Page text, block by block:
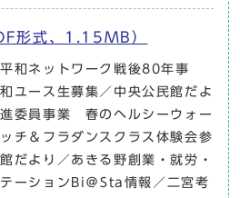
形式、1.15MB）
和ネットワーク戦後80年事
ユース生募集／中央公民館だよ
委員事業 春のヘルシーウォー
チ＆フラダンスクラス体験会参
だより／あきる野創業・就労・
ーションBi＠Sta情報／二宮考